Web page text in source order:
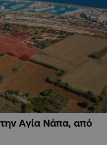
Αγία Νάπα, από